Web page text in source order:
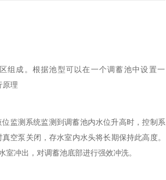
组成。根据池型可以在一个调蓄池中设置一
原理
监测系统监测到调蓄池内水位升高时，控制系
空泵关闭，存水室内水头将长期保持此高度。
冲出，对调蓄池底部进行强效冲洗。